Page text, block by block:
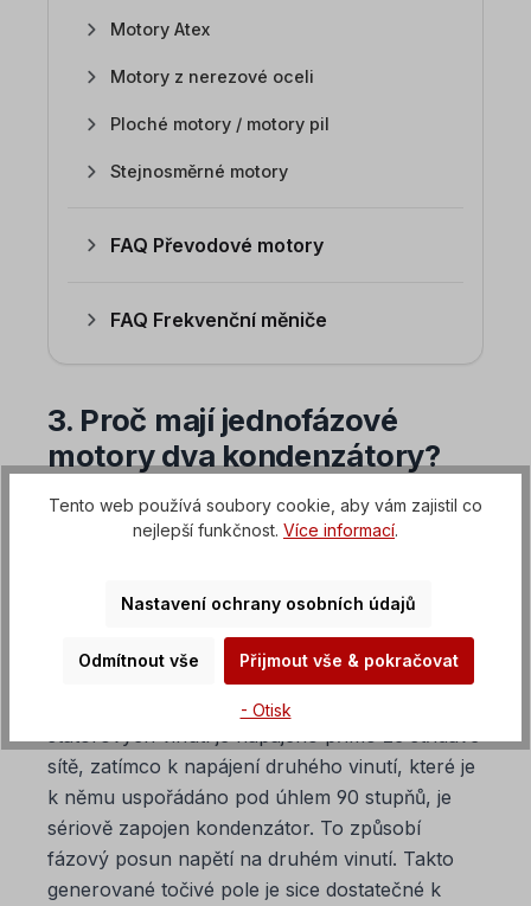
Motory Atex
Motory z nerezové oceli
Ploché motory / motory pil
Stejnosměrné motory
FAQ Převodové motory
FAQ Frekvenční měniče
3. Proč mají jednofázové
motory dva kondenzátory?
Jedná se tedy oprovozní kondenzátor a
rozběhový kondenzátor.
Protože u jednofázového střídavého proudu
nejsou k dispozici alespoň dvě fázově posunutá
napětí potřebná k vytvoření točivého pole, musí
se vytvořit tzv. pomocná fáze. Jedno ze dvou
sítě, zatímco k napájení druhého vinutí, které je
k němu uspořádáno pod úhlem 90 stupňů, je
sériově zapojen kondenzátor. To způsobí
fázový posun napětí na druhém vinutí. Takto
generované točivé pole je sice dostatečné k
Tento web používá soubory cookie, aby vám zajistil co
nejlepší funkčnost. Více informací.
Nastavení ochrany osobních údajů
Odmítnout vše Přijmout vše & pokračovat
- Otisk